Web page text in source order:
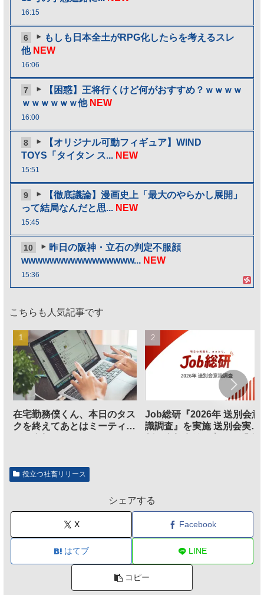
16:15
6
もしも日本全土がRPG化したらを考えるスレ
他 NEW
16:06
7
【困惑】王将行くけど何がおすすめ？ｗｗｗｗ
ｗｗｗｗｗｗ他 NEW
16:00
8
【オリジナル可動フィギュア】WIND
TOYS「タイタン ス... NEW
15:51
9
【徹底議論】漫画史上「最大のやらかし展開」
って結局なんだと思... NEW
15:45
10
昨日の阪神・立石の判定不服顔
wwwwwwwwwwwwwwww... NEW
15:36
こちらも人気記事です
在宅勤務僕くん、本日のタス
クを終えてあとはミーティン
Job総研『2026年 送別会意
識調査』を実施 送別会実施
役立つ社畜リリース
シェアする
X Facebook
はてブ LINE
コピー